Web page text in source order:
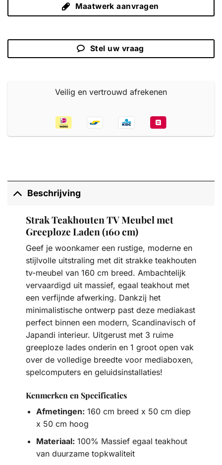
Maatwerk aanvragen
Stel uw vraag
Veilig en vertrouwd afrekenen
Beschrijving
Strak Teakhouten TV Meubel met
Greeploze Laden (160 cm)
Geef je woonkamer een rustige, moderne en
stijlvolle uitstraling met dit strakke teakhouten
tv-meubel van 160 cm breed. Ambachtelijk
vervaardigd uit massief, egaal teakhout met
een verfijnde afwerking. Dankzij het
minimalistische ontwerp past deze mediakast
perfect binnen een modern, Scandinavisch of
Japandi interieur. Uitgerust met 3 ruime
greeploze lades onderin en 1 groot open vak
over de volledige breedte voor mediaboxen,
spelcomputers en geluidsinstallaties!
Kenmerken en Specificaties
Afmetingen: 160 cm breed x 50 cm diep
x 50 cm hoog
Materiaal: 100% Massief egaal teakhout
van duurzame topkwaliteit